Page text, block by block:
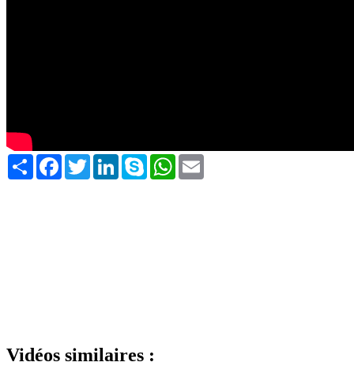
Share FacebookTwitterLinkedInSkype WhatsApp
Vidéos similaires :